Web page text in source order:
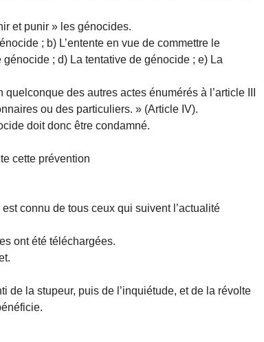
et punir » les génocides.
; b) L’entente en vue de commettre le
; d) La tentative de génocide ; e) La
des autres actes énumérés à l’article III
ou des particuliers. » (Article IV).
doit donc être condamné.
cette prévention
connu de tous ceux qui suivent l’actualité
ont été téléchargées.
de la stupeur, puis de l’inquiétude, et de la révolte